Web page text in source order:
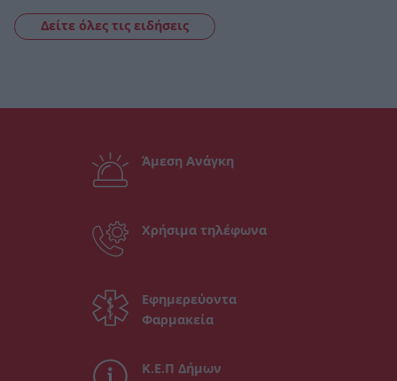
Δείτε όλες τις ειδήσεις
Άμεση Ανάγκη
Χρήσιμα τηλέφωνα
Εφημερεύοντα
Φαρμακεία
Κ.Ε.Π Δήμων